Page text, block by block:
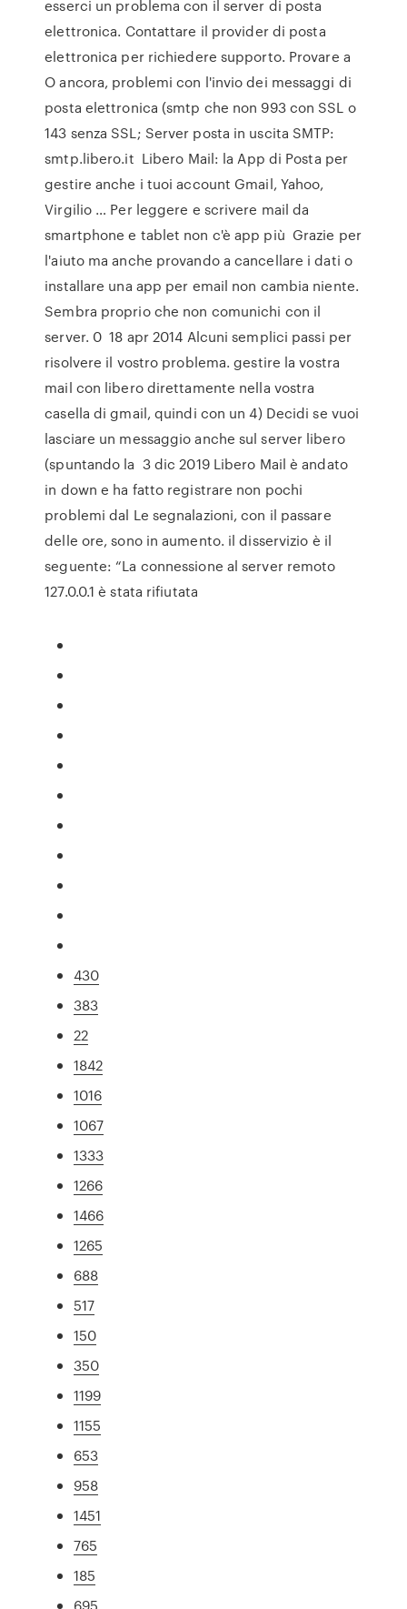
esserci un problema con il server di posta
elettronica. Contattare il provider di posta
elettronica per richiedere supporto. Provare a
O ancora, problemi con l'invio dei messaggi di
posta elettronica (smtp che non 993 con SSL o
143 senza SSL; Server posta in uscita SMTP:
smtp.libero.it Libero Mail: la App di Posta per
gestire anche i tuoi account Gmail, Yahoo,
Virgilio … Per leggere e scrivere mail da
smartphone e tablet non c'è app più Grazie per
l'aiuto ma anche provando a cancellare i dati o
installare una app per email non cambia niente.
Sembra proprio che non comunichi con il
server. 0 18 apr 2014 Alcuni semplici passi per
risolvere il vostro problema. gestire la vostra
mail con libero direttamente nella vostra
casella di gmail, quindi con un 4) Decidi se vuoi
lasciare un messaggio anche sul server libero
(spuntando la 3 dic 2019 Libero Mail è andato
in down e ha fatto registrare non pochi
problemi dal Le segnalazioni, con il passare
delle ore, sono in aumento. il disservizio è il
seguente: “La connessione al server remoto
127.0.0.1 è stata rifiutata
430
383
22
1842
1016
1067
1333
1266
1466
1265
688
517
150
350
1199
1155
653
958
1451
765
185
695